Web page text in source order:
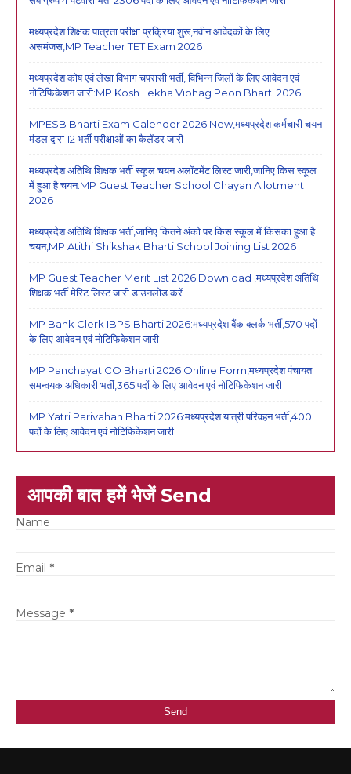
मध्यप्रदेश शिक्षक पात्रता परीक्षा प्रक्रिया शुरू,नवीन आवेदकों के लिए
असमंजस,MP Teacher TET Exam 2026
मध्यप्रदेश कोष एवं लेखा विभाग चपरासी भर्ती, विभिन्न जिलों के लिए आवेदन एवं
नोटिफिकेशन जारी:MP Kosh Lekha Vibhag Peon Bharti 2026
MPESB Bharti Exam Calender 2026 New,मध्यप्रदेश कर्मचारी चयन
मंडल द्वारा 12 भर्ती परीक्षाओं का कैलेंडर जारी
मध्यप्रदेश अतिथि शिक्षक भर्ती स्कूल चयन अलॉटमेंट लिस्ट जारी,जानिए किस स्कूल
में हुआ है चयन:MP Guest Teacher School Chayan Allotment
2026
मध्यप्रदेश अतिथि शिक्षक भर्ती,जानिए कितने अंको पर किस स्कूल में किसका हुआ है
चयन,MP Atithi Shikshak Bharti School Joining List 2026
MP Guest Teacher Merit List 2026 Download ,मध्यप्रदेश अतिथि
शिक्षक भर्ती मेरिट लिस्ट जारी डाउनलोड करें
MP Bank Clerk IBPS Bharti 2026:मध्यप्रदेश बैंक क्लर्क भर्ती,570 पदों
के लिए आवेदन एवं नोटिफिकेशन जारी
MP Panchayat CO Bharti 2026 Online Form,मध्यप्रदेश पंचायत
समन्वयक अधिकारी भर्ती,365 पदों के लिए आवेदन एवं नोटिफिकेशन जारी
MP Yatri Parivahan Bharti 2026:मध्यप्रदेश यात्री परिवहन भर्ती,400
पदों के लिए आवेदन एवं नोटिफिकेशन जारी
आपकी बात हमें भेजें Send
Name
Email *
Message *